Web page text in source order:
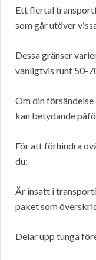
Ett flertal
som går utöver
Dessa gränser
vanligtvis runt 50-
Om din
kan betydande
För att förhindra
du:
Är insatt i
paket som
Delar upp tunga